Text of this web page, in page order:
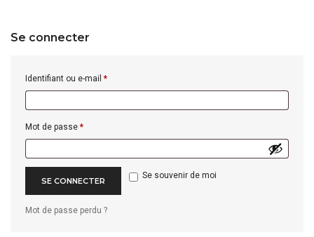
Se connecter
Identifiant ou e-mail *Obligatoire
Mot de passe *Obligatoire
Se souvenir de moi
SE CONNECTER
Mot de passe perdu ?